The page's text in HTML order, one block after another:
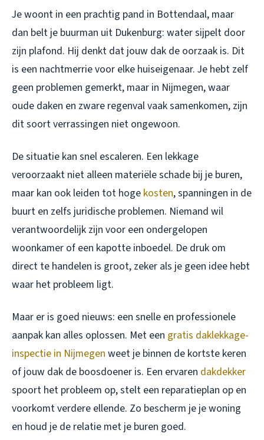
Je woont in een prachtig pand in Bottendaal, maar
dan belt je buurman uit Dukenburg: water sijpelt door
zijn plafond. Hij denkt dat jouw dak de oorzaak is. Dit
is een nachtmerrie voor elke huiseigenaar. Je hebt zelf
geen problemen gemerkt, maar in Nijmegen, waar
oude daken en zware regenval vaak samenkomen, zijn
dit soort verrassingen niet ongewoon.
De situatie kan snel escaleren. Een lekkage
veroorzaakt niet alleen materiële schade bij je buren,
maar kan ook leiden tot hoge kosten, spanningen in de
buurt en zelfs juridische problemen. Niemand wil
verantwoordelijk zijn voor een ondergelopen
woonkamer of een kapotte inboedel. De druk om
direct te handelen is groot, zeker als je geen idee hebt
waar het probleem ligt.
Maar er is goed nieuws: een snelle en professionele
aanpak kan alles oplossen. Met een gratis daklekkage-
inspectie in Nijmegen weet je binnen de kortste keren
of jouw dak de boosdoener is. Een ervaren dakdekker
spoort het probleem op, stelt een reparatieplan op en
voorkomt verdere ellende. Zo bescherm je je woning
en houd je de relatie met je buren goed.